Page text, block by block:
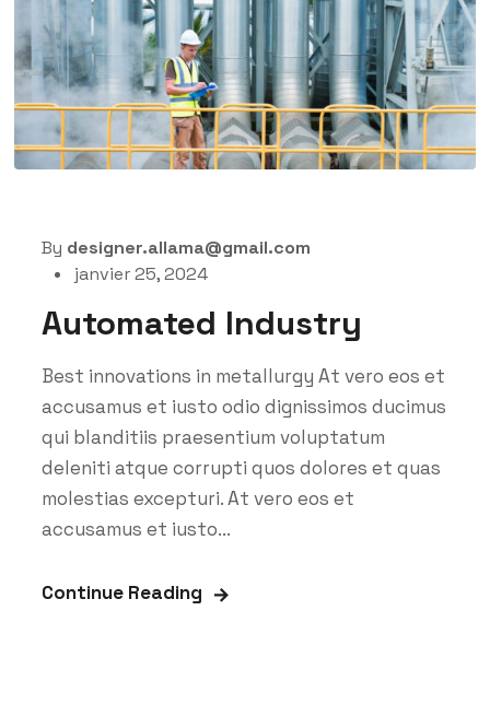
By designer.allama@gmail.com
janvier 25, 2024
Automated Industry
Best innovations in metallurgy At vero eos et
accusamus et iusto odio dignissimos ducimus
qui blanditiis praesentium voluptatum
deleniti atque corrupti quos dolores et quas
molestias excepturi. At vero eos et
accusamus et iusto...
Continue Reading